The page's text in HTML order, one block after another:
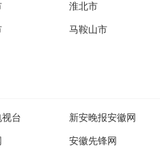
淮北市
马鞍山市
台 新安晚报安徽网
安徽先锋网